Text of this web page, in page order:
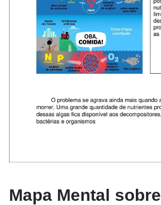
Mapa Mental sobre